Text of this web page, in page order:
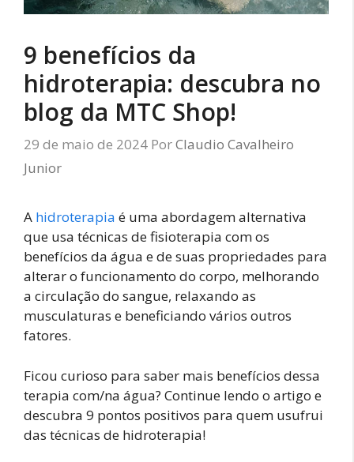
9 benefícios da
hidroterapia: descubra no
blog da MTC Shop!
29 de maio de 2024 PorClaudio Cavalheiro
Junior
A hidroterapia é uma abordagem alternativa
que usa técnicas de fisioterapia com os
benefícios da água e de suas propriedades para
alterar o funcionamento do corpo, melhorando
a circulação do sangue, relaxando as
musculaturas e beneficiando vários outros
fatores.
Ficou curioso para saber mais benefícios dessa
terapia com/na água? Continue lendo o artigo e
descubra 9 pontos positivos para quem usufrui
das técnicas de hidroterapia!